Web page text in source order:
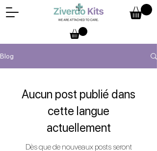
Blog
Aucun post publié dans
cette langue
actuellement
Dès que de nouveaux posts seront